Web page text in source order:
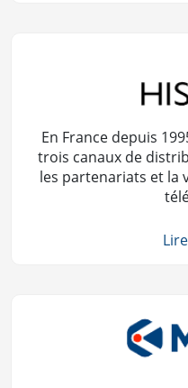
En France depuis
trois canaux de
les partenariats et la